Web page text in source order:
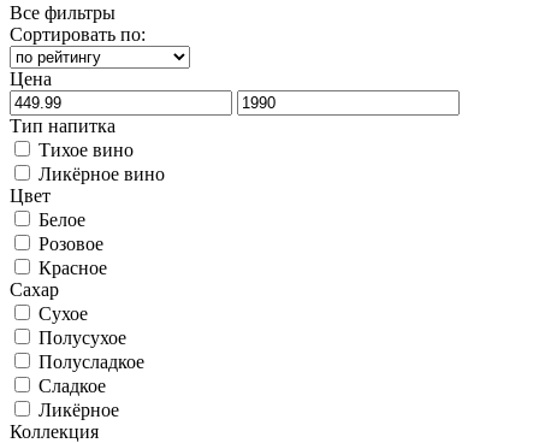
Все фильтры
Сортировать по:
Цена
Тип напитка
Тихое вино
Ликёрное вино
Цвет
Белое
Розовое
Красное
Сахар
Сухое
Полусухое
Полусладкое
Сладкое
Ликёрное
Коллекция